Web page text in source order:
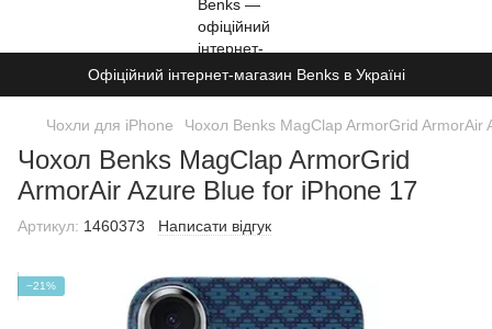
Офіційний інтернет-магазин Benks в Україні
Чохли для iPhone Чохол Benks MagClap ArmorGrid ArmorAir
Чохол Benks MagClap ArmorGrid
ArmorAir Azure Blue for iPhone 17
Артикул: 1460373 Написати відгук
−21%